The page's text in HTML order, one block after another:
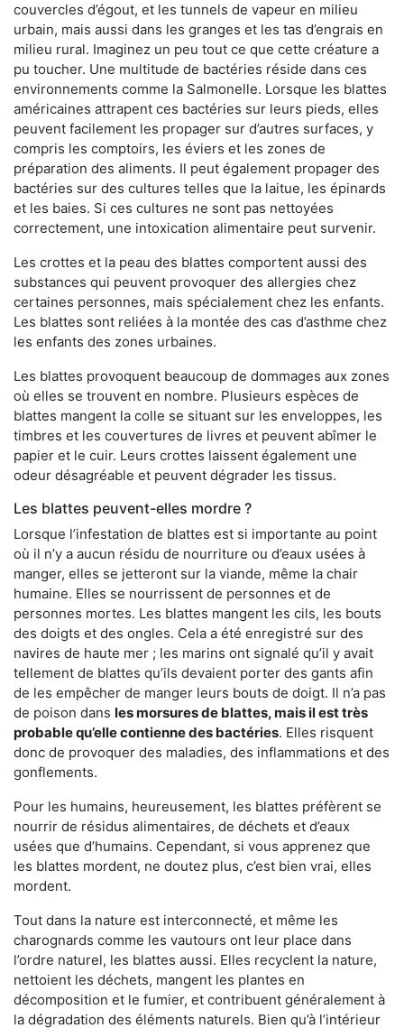
couvercles d’égout, et les tunnels de vapeur en milieu
urbain, mais aussi dans les granges et les tas d’engrais en
milieu rural. Imaginez un peu tout ce que cette créature a
pu toucher. Une multitude de bactéries réside dans ces
environnements comme la Salmonelle. Lorsque les blattes
américaines attrapent ces bactéries sur leurs pieds, elles
peuvent facilement les propager sur d’autres surfaces, y
compris les comptoirs, les éviers et les zones de
préparation des aliments. Il peut également propager des
bactéries sur des cultures telles que la laitue, les épinards
et les baies. Si ces cultures ne sont pas nettoyées
correctement, une intoxication alimentaire peut survenir.
Les crottes et la peau des blattes comportent aussi des
substances qui peuvent provoquer des allergies chez
certaines personnes, mais spécialement chez les enfants.
Les blattes sont reliées à la montée des cas d’asthme chez
les enfants des zones urbaines.
Les blattes provoquent beaucoup de dommages aux zones
où elles se trouvent en nombre. Plusieurs espèces de
blattes mangent la colle se situant sur les enveloppes, les
timbres et les couvertures de livres et peuvent abîmer le
papier et le cuir. Leurs crottes laissent également une
odeur désagréable et peuvent dégrader les tissus.
Les blattes peuvent-elles mordre ?
Lorsque l’infestation de blattes est si importante au point
où il n’y a aucun résidu de nourriture ou d’eaux usées à
manger, elles se jetteront sur la viande, même la chair
humaine. Elles se nourrissent de personnes et de
personnes mortes. Les blattes mangent les cils, les bouts
des doigts et des ongles. Cela a été enregistré sur des
navires de haute mer ; les marins ont signalé qu’il y avait
tellement de blattes qu’ils devaient porter des gants afin
de les empêcher de manger leurs bouts de doigt. Il n’a pas
de poison dans les morsures de blattes, mais il est très
probable qu’elle contienne des bactéries. Elles risquent
donc de provoquer des maladies, des inflammations et des
gonflements.
Pour les humains, heureusement, les blattes préfèrent se
nourrir de résidus alimentaires, de déchets et d’eaux
usées que d’humains. Cependant, si vous apprenez que
les blattes mordent, ne doutez plus, c’est bien vrai, elles
mordent.
Tout dans la nature est interconnecté, et même les
charognards comme les vautours ont leur place dans
l’ordre naturel, les blattes aussi. Elles recyclent la nature,
nettoient les déchets, mangent les plantes en
décomposition et le fumier, et contribuent généralement à
la dégradation des éléments naturels. Bien qu’à l’intérieur